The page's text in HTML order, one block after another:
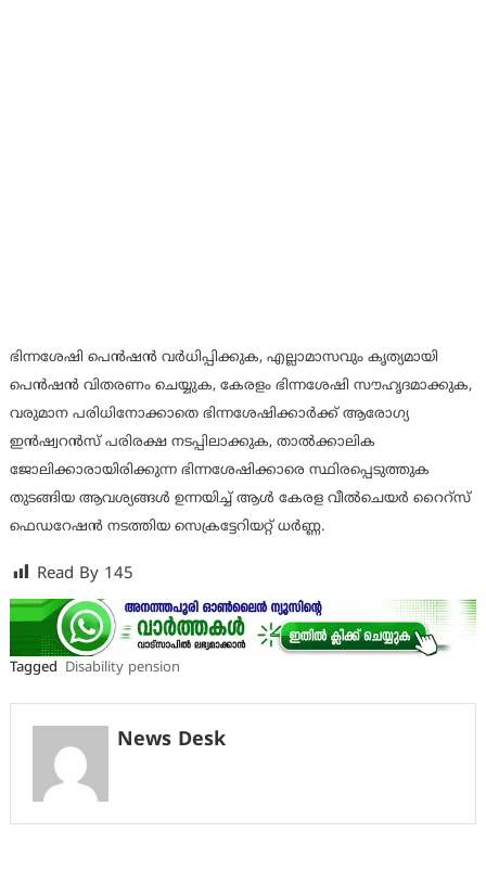
ഭിന്നശേഷി പെൻഷൻ വർധിപ്പിക്കുക, എല്ലാമാസവും കൃത്യമായി
പെൻഷൻ വിതരണം ചെയ്യുക, കേരളം ഭിന്നശേഷി സൗഹൃദമാക്കുക,
വരുമാന പരിധിനോക്കാതെ ഭിന്നശേഷിക്കാർക്ക് ആരോഗ്യ
ഇൻഷ്വറൻസ് പരിരക്ഷ നടപ്പിലാക്കുക, താൽക്കാലിക
ജോലിക്കാരായിരിക്കുന്ന ഭിന്നശേഷിക്കാരെ സ്ഥിരപ്പെടുത്തുക
തുടങ്ങിയ ആവശ്യങ്ങൾ ഉന്നയിച്ച് ആൾ കേരള വീൽചെയർ റൈറ്സ്
ഫെഡറേഷൻ നടത്തിയ സെക്രട്ടേറിയറ്റ് ധർണ്ണ.
Read By 145
Tagged Disability pension
News Desk